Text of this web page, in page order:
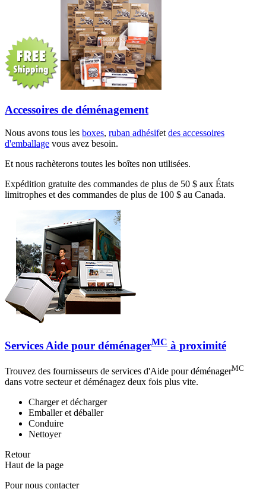
Accessoires de déménagement
Nous avons tous les boxes, ruban adhésifet des accessoires
d'emballage vous avez besoin.
Et nous rachèterons toutes les boîtes non utilisées.
Expédition gratuite des commandes de plus de 50 $ aux États
limitrophes et des commandes de plus de 100 $ au Canada.
Services Aide pour déménagerMC à proximité
Trouvez des fournisseurs de services d'Aide pour déménagerMC
dans votre secteur et déménagez deux fois plus vite.
Charger et décharger
Emballer et déballer
Conduire
Nettoyer
Retour
Haut de la page
Pour nous contacter